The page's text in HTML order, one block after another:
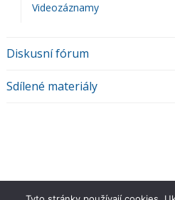
Videozáznamy
Diskusní fórum
Sdílené materiály